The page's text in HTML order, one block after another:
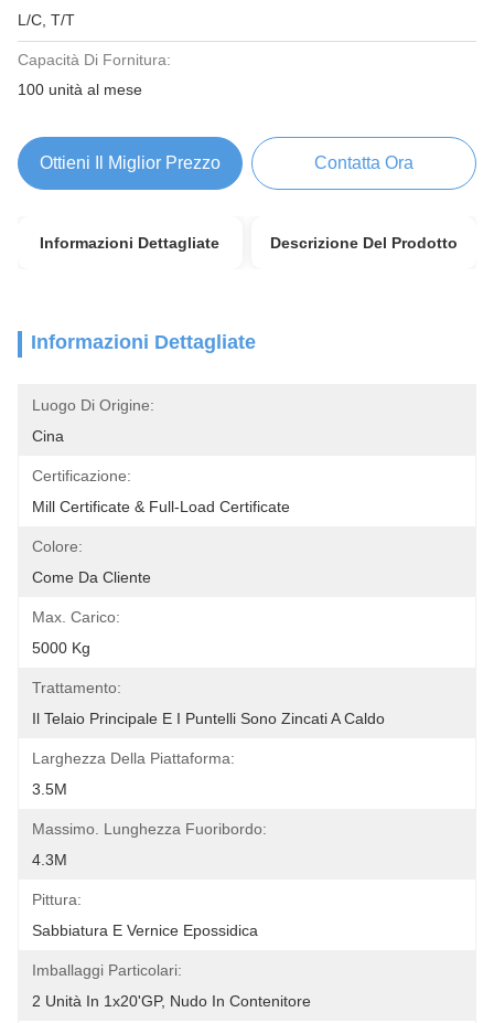
L/C, T/T
Capacità Di Fornitura:
100 unità al mese
Ottieni Il Miglior Prezzo Contatta Ora
Informazioni Dettagliate Descrizione Del Prodotto
Informazioni Dettagliate
Luogo Di Origine:
Cina
Certificazione:
Mill Certificate & Full-Load Certificate
Colore:
Come Da Cliente
Max. Carico:
5000 Kg
Trattamento:
Il Telaio Principale E I Puntelli Sono Zincati A Caldo
Larghezza Della Piattaforma:
3.5M
Massimo. Lunghezza Fuoribordo:
4.3M
Pittura:
Sabbiatura E Vernice Epossidica
Imballaggi Particolari:
2 Unità In 1x20'GP, Nudo In Contenitore